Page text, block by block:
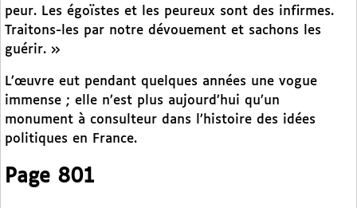
peur. Les égoïstes et les peureux sont des infirmes.
Traitons-les par notre dévouement et sachons les
guérir. »
L’œuvre eut pendant quelques années une vogue
immense ; elle n’est plus aujourd’hui qu’un
monument à consulteur dans l’histoire des idées
politiques en France.
Page 801